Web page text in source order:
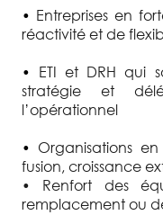
• Entreprises en
réactivité et de
• ETI et DRH qui
stratégie et
l’opérationnel
• Organisations
fusion, croissance
• Renfort des
remplacement ou